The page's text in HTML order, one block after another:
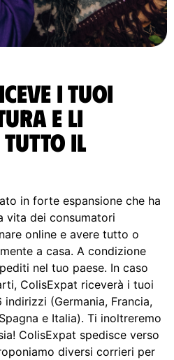
i tuoi
e li
tutto il
in forte espansione che ha
vita dei consumatori
online e avere tutto o
a casa. A condizione
nel tuo paese. In caso
ColisExpat riceverà i tuoi
(Germania, Francia,
e Italia). Ti inoltreremo
ColisExpat spedisce verso
diversi corrieri per